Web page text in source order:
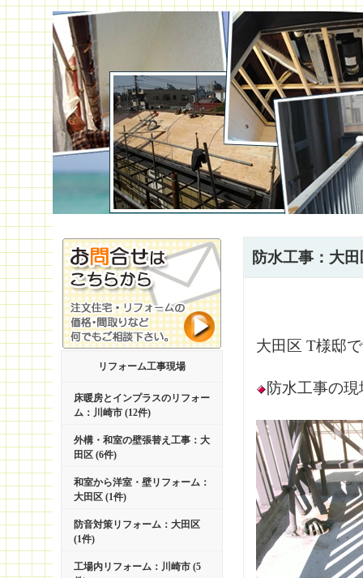
リフォーム工事現場
床暖房とインプラスのリフォー
ム：川崎市 (12件)
外構・和室の壁張替え工事：大
田区 (6件)
和室から洋室・壁リフォーム：
大田区 (1件)
防音対策リフォーム：大田区
(1件)
工場内リフォーム：川崎市 (5
防水工事：大
大田区 T様邸
防水工事の